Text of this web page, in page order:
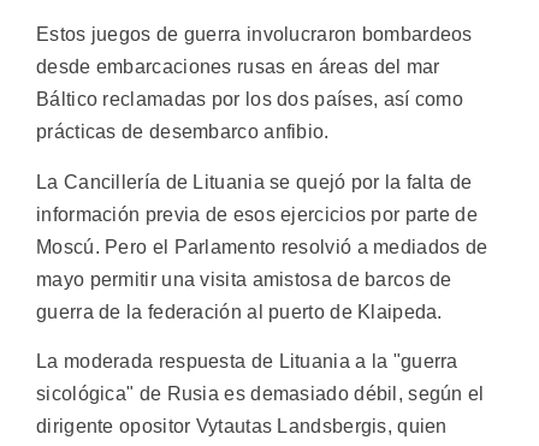
Estos juegos de guerra involucraron bombardeos
desde embarcaciones rusas en áreas del mar
Báltico reclamadas por los dos países, así como
prácticas de desembarco anfibio.
La Cancillería de Lituania se quejó por la falta de
información previa de esos ejercicios por parte de
Moscú. Pero el Parlamento resolvió a mediados de
mayo permitir una visita amistosa de barcos de
guerra de la federación al puerto de Klaipeda.
La moderada respuesta de Lituania a la "guerra
sicológica" de Rusia es demasiado débil, según el
dirigente opositor Vytautas Landsbergis, quien